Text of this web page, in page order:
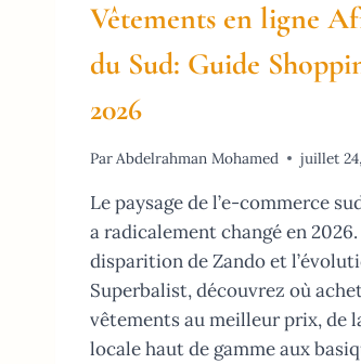
Vêtements en ligne
du Sud: Guide
2026
ParAbdelrahman Mohamed juillet
Le paysage de l’e-commerce
a radicalement changé en
disparition de Zando et
Superbalist, découvrez où
vêtements au meilleur prix, de
locale haut de gamme aux